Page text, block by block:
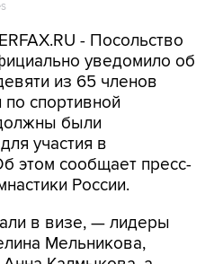
- Посольство
уведомило об
из 65 членов
по спортивной
были
участия в
этом сообщает пресс-
России.
в визе, — лидеры
Мельникова,